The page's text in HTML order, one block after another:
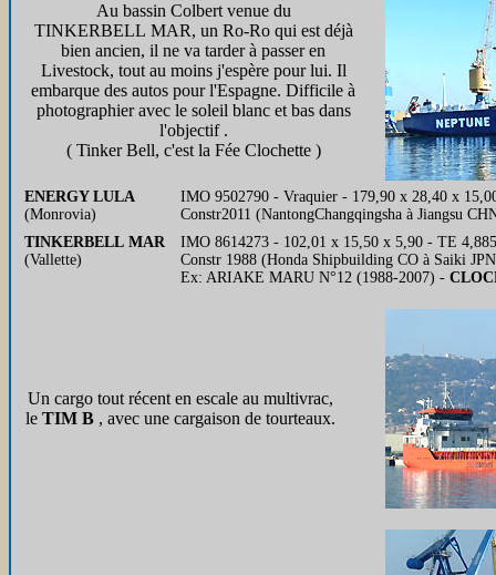
Au bassin Colbert venue du
TINKERBELL MAR, un Ro-Ro qui est déjà
bien ancien, il ne va tarder à passer en
Livestock, tout au moins j'espère pour lui. Il
embarque des autos pour l'Espagne. Difficile à
photographier avec le soleil blanc et bas dans
l'objectif .
( Tinker Bell, c'est la Fée Clochette )
ENERGY LULA
(Monrovia)
IMO 9502790 - Vraquier - 179,90 x 28,40 x
Constr2011 (NantongChangqingsha à Jiangsu
TINKERBELL MAR
(Vallette)
IMO 8614273 - 102,01 x 15,50 x 5,90 - TE
Constr 1988 (Honda Shipbuilding CO à Saiki
Ex: ARIAKE MARU N°12 (1988-2007) -
Un cargo tout récent en escale au multivrac,
le TIM B , avec une cargaison de tourteaux.